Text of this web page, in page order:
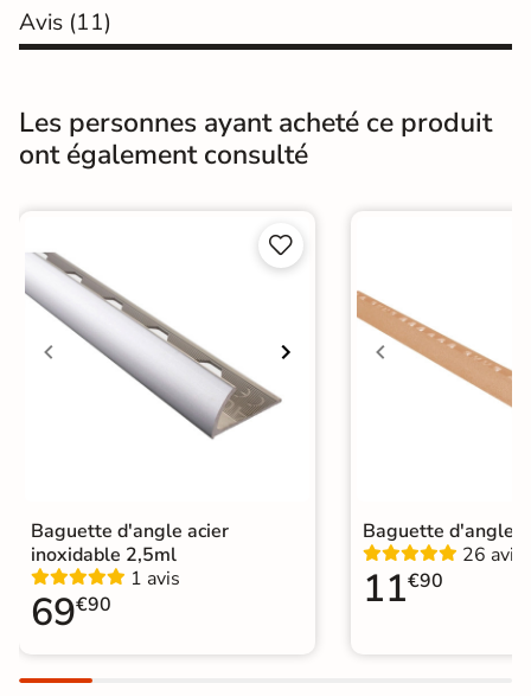
Catégories
d'angle
Avis (11)
Les personnes ayant acheté ce produit
ont également consulté


Baguette d'angle acier
inoxidable 2,5ml
1 avis
69€90
Baguette d'angle
26 avis
11€90